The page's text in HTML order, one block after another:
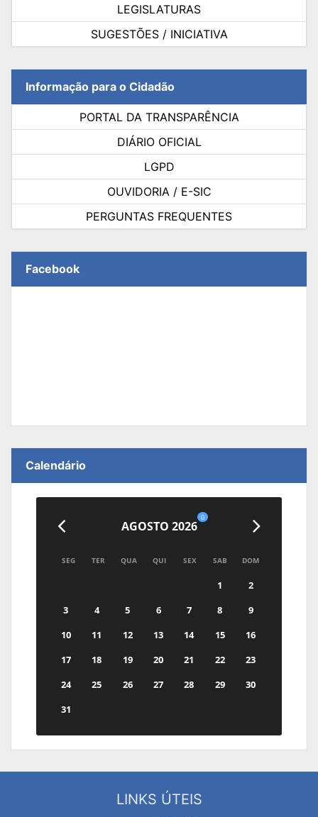
LEGISLATURAS
SUGESTÕES / INICIATIVA
Informação para o Cidadão
PORTAL DA TRANSPARÊNCIA
DIÁRIO OFICIAL
LGPD
OUVIDORIA / E-SIC
PERGUNTAS FREQUENTES
Facebook
Calendário
AGOSTO 2026
0
SEG TER QUA QUI SEX SAB DOM
1
2
3
4 5 6 7 8
9
10
11 12 13 14 15
16
17
18 19 20 21 22
23
24
25 26 27 28 29
30
31
LINKS ÚTEIS